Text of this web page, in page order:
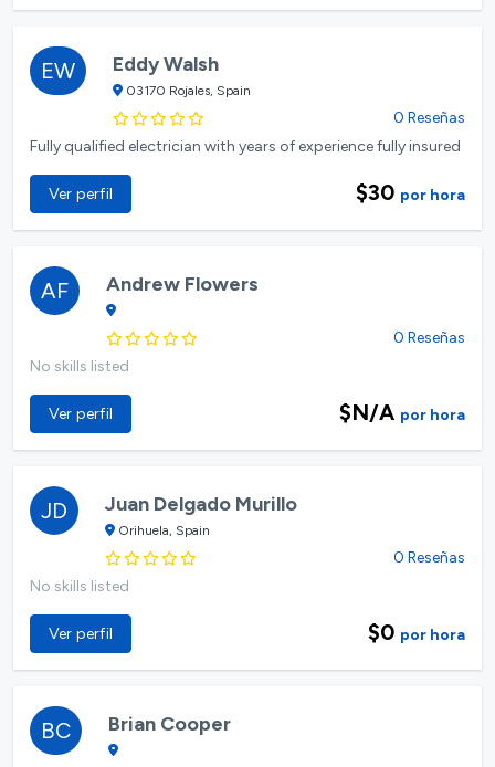
EW Eddy Walsh
03170 Rojales, Spain
0 Reseñas
Fully qualified electrician with years of experience fully insured
Ver perfil $30 por hora
AF Andrew Flowers
0 Reseñas
No skills listed
Ver perfil $N/A por hora
JD Juan Delgado Murillo
Orihuela, Spain
0 Reseñas
No skills listed
Ver perfil $0 por hora
BC Brian Cooper